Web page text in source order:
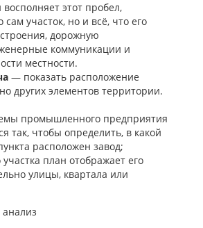
этот пробел,
сам участок, но и всё, что его
дорожную
коммуникации и
местности.
— показать расположение
других элементов территории.
промышленного предприятия
так, чтобы определить, в какой
расположен завод;
участка план отображает его
улицы, квартала или